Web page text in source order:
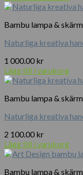
Bambu lampa &
Naturliga kreativa
1 000.00 kr
Lägg till i varukorg
Bambu lampa &
Naturliga kreativa
2 100.00 kr
Lägg till i varukorg
Bambu lampa &